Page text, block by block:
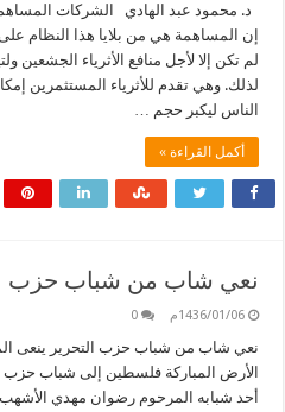
د. محمود عبد الهادي الشركات
إن المساهمة هي من بلايا هذا النظام على
لم تكن إلا لأجل منافع الأثرياء الجشعين
لذلك. وهي تقدم للأثرياء المستثمرين
الناس ليكبر حجم …
أكمل القراءة »
نعي شاب من شباب حزب
1436/01/06م 0
نعي شاب من شباب حزب التحرير ينعى
الأرض المباركة فلسطين إلى شباب حزب
أحد شبابه المرحوم رضوان مهدي